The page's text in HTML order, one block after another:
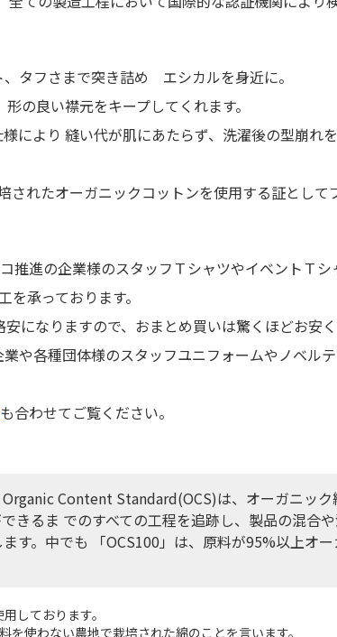
タフさまで突き詰め エシカルを身近に。
の良い襟元をキープしてくれます。
により 縫い代が肌にあたらず、洗濯後の型崩れ
されたオーガニックコットンを使用する証とし
推進の企業様のスタッフＴシャツやイベントＴ
承っております。
になりますので、おまとめ買いは驚くほどお安く
や各種団体様のスタッフユニフォームやノベル
も合わせてご覧ください。
Organic Content Standard(OCS)は、オーガニッ
きるま でのすべての工程を追跡し、製品の混合
す。中でも 「OCS100」は、原料が95%以上オ
しております。
使わない農地で栽培された綿のことを言います。